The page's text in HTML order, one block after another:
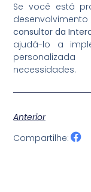
Se você está
consultor da
ajudá-lo a
necessidades.
Anterior
Compartilhe: